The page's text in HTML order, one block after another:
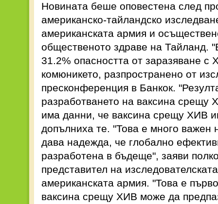
Новината беше оповестена след
американско-тайландско
американската армия и
общественото здраве на Тайланд.
31.2% опасността от заразяване с
комюникето, разпространено от
пресконференция в Банкок.
разработването на ваксина срещу
има данни, че ваксина срещу ХИВ
допълниха те. "Това е много важен
дава надежда, че глобално
разработена в бъдеще", заяви
представител на
американската армия. "Това е
ваксина срещу ХИВ може да